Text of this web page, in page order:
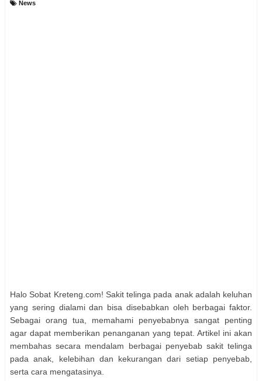
News
Halo Sobat Kreteng.com! Sakit telinga pada anak adalah keluhan
yang sering dialami dan bisa disebabkan oleh berbagai faktor.
Sebagai orang tua, memahami penyebabnya sangat penting
agar dapat memberikan penanganan yang tepat. Artikel ini akan
membahas secara mendalam berbagai penyebab sakit telinga
pada anak, kelebihan dan kekurangan dari setiap penyebab,
serta cara mengatasinya.